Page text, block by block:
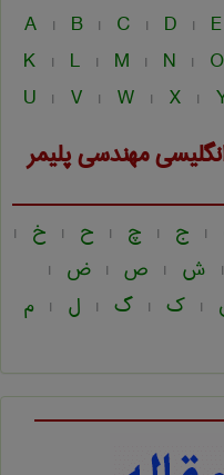
A | B | C | D | E
K | L | M | N | O
U | V | W | X |
مهندسی پليمر
| ج | چ | ح | خ |
| ش | ص | ض |
| ک | گ | ل | م